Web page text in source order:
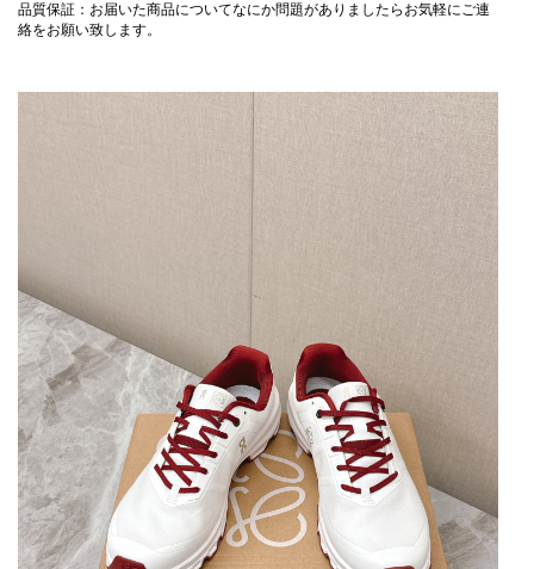
品質保証：お届いた商品についてなにか問題がありましたらお気軽にご連
絡をお願い致します。